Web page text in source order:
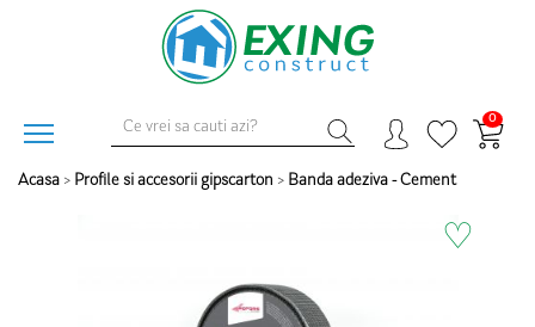
0
Acasa > Profile si accesorii gipscarton > Banda adeziva - Cement
♡